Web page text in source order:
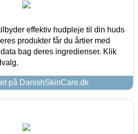
effektiv hudpleje til din huds
produkter får du årtier med
bag deres ingredienser. Klik
på DanishSkinCare.dk